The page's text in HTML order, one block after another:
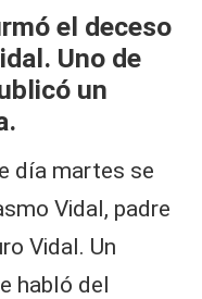
el deceso
Uno de
un
día martes se
Vidal, padre
Vidal. Un
habló del